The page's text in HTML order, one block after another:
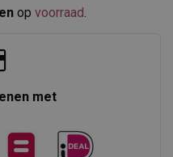
op voorraad
met